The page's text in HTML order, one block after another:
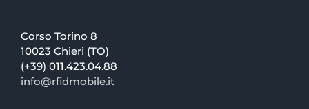
Corso Torino 8
10023 Chieri (TO)
(+39) 011.423.04.88
info@rfidmobile.it